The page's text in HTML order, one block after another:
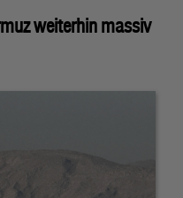
weiterhin massiv